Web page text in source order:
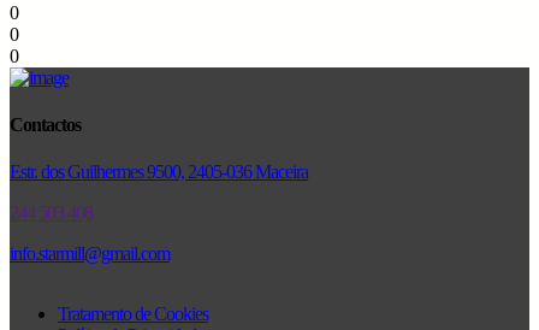
0
0
0
Contactos
Estr. dos Guilhermes 9500, 2405-036 Maceira
244 503 408
info.starmill@gmail.com
Tratamento de Cookies